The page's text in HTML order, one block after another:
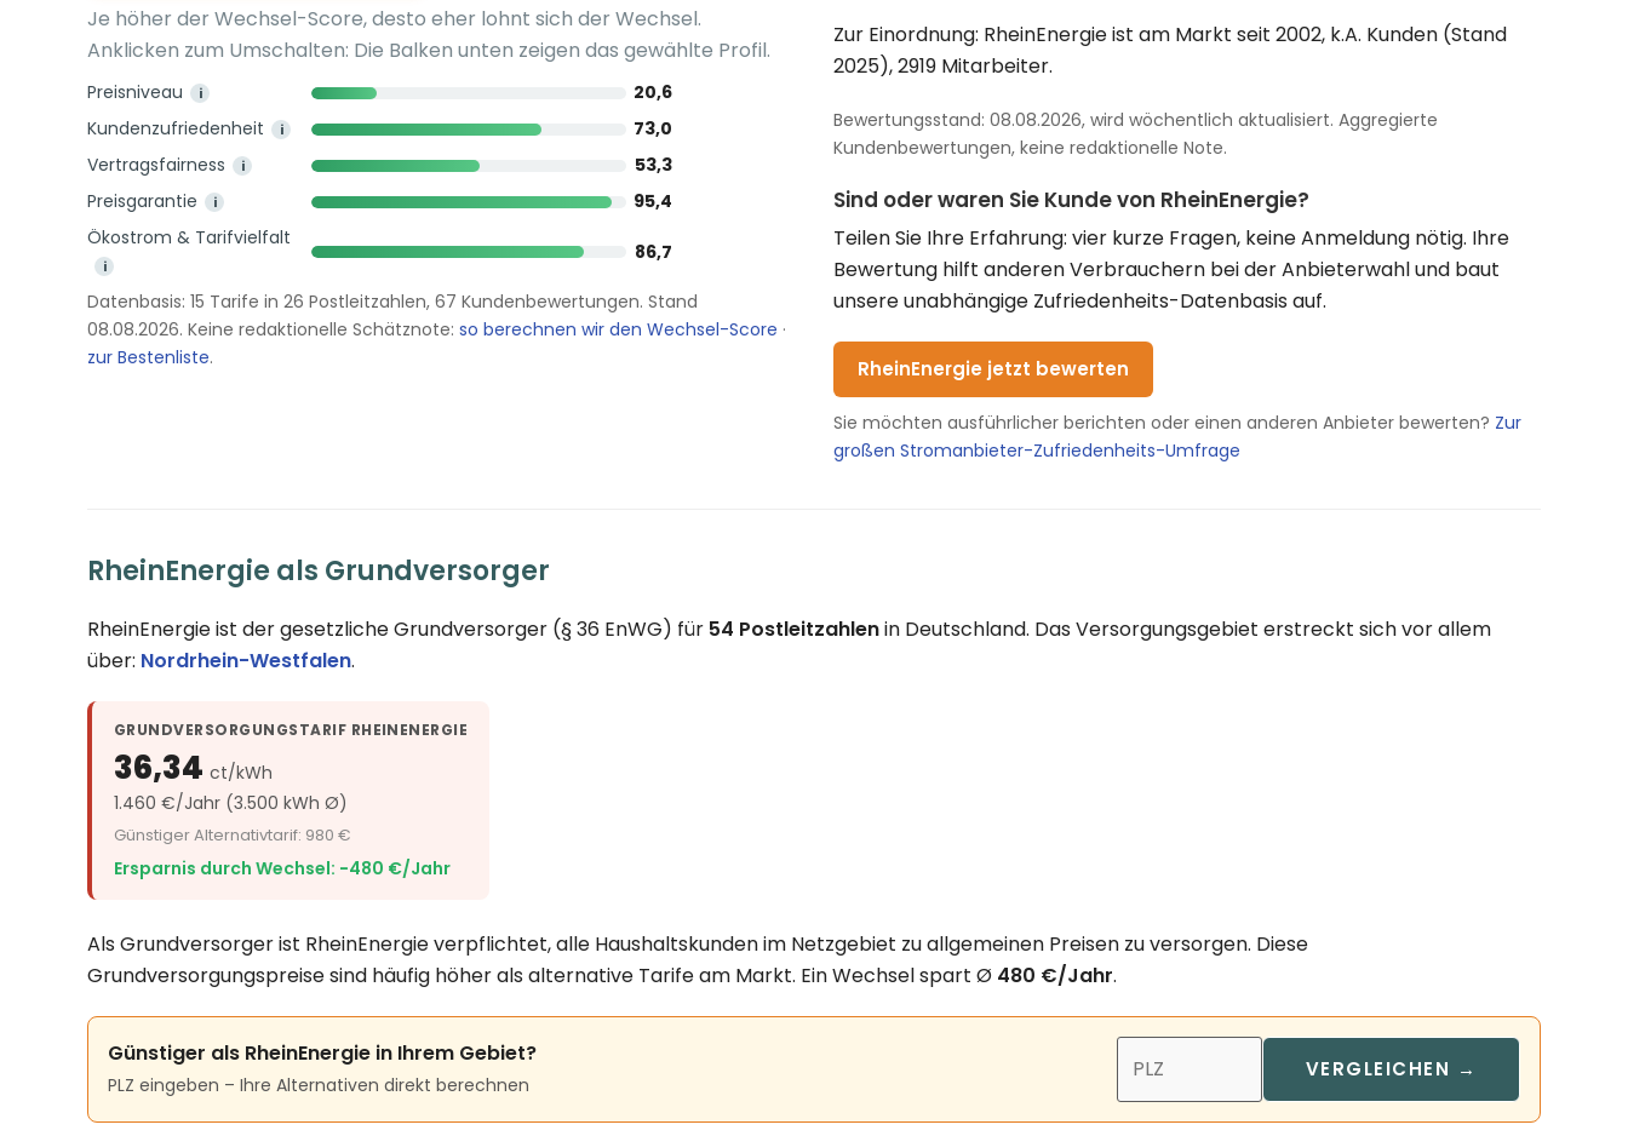
Je höher der Wechsel-Score, desto eher lohnt sich der Wechsel.
Anklicken zum Umschalten: Die Balken unten zeigen das gewählte Profil.
Preisniveau i
20,6
Kundenzufriedenheit
i
73,0
Vertragsfairness
i
53,3
Preisgarantie
i
95,4
Ökostrom & Tarifvielfalt
i
86,7
Datenbasis: 15 Tarife in 26 Postleitzahlen, 67 Kundenbewertungen. Stand
08.08.2026. Keine redaktionelle Schätznote: so berechnen wir den Wechsel-Score ·
zur Bestenliste.
Zur Einordnung: RheinEnergie ist am Markt seit 2002, k.A. Kunden (Stand
2025), 2919 Mitarbeiter.
Bewertungsstand: 08.08.2026, wird wöchentlich aktualisiert. Aggregierte
Kundenbewertungen, keine redaktionelle Note.
Sind oder waren Sie Kunde von RheinEnergie?
Teilen Sie Ihre Erfahrung: vier kurze Fragen, keine Anmeldung nötig. Ihre
Bewertung hilft anderen Verbrauchern bei der Anbieterwahl und baut
unsere unabhängige Zufriedenheits-Datenbasis auf.
RheinEnergie jetzt bewerten
Sie möchten ausführlicher berichten oder einen anderen Anbieter bewerten? Zur
großen Stromanbieter-Zufriedenheits-Umfrage
RheinEnergie als Grundversorger
RheinEnergie ist der gesetzliche Grundversorger (§ 36 EnWG) für 54 Postleitzahlenin Deutschland. Das Versorgungsgebiet erstreckt sich vor allem
über: Nordrhein-Westfalen.
GRUNDVERSORGUNGSTARIF RHEINENERGIE
36,34 ct/kWh
1.460 €/Jahr (3.500 kWh Ø)
Günstiger Alternativtarif: 980 €
Ersparnis durch Wechsel: −480 €/Jahr
Als Grundversorger ist RheinEnergie verpflichtet, alle Haushaltskunden im Netzgebiet zu allgemeinen Preisen zu versorgen. Diese
Grundversorgungspreise sind häufig höher als alternative Tarife am Markt. Ein Wechsel spart Ø 480 €/Jahr.
Günstiger als RheinEnergie in Ihrem Gebiet?
PLZ eingeben – Ihre Alternativen direkt berechnen
VERGLEICHEN →